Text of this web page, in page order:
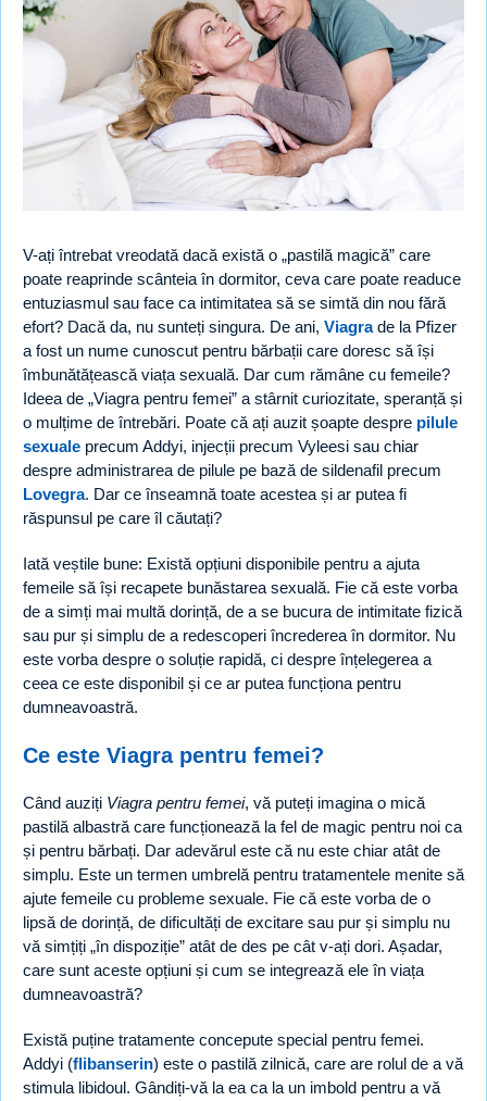
V-ați întrebat vreodată dacă există o „pastilă magică” care
poate reaprinde scânteia în dormitor, ceva care poate readuce
entuziasmul sau face ca intimitatea să se simtă din nou fără
efort? Dacă da, nu sunteți singura. De ani, Viagrade la Pfizer
a fost un nume cunoscut pentru bărbații care doresc să își
îmbunătățească viața sexuală. Dar cum rămâne cu femeile?
Ideea de „Viagra pentru femei” a stârnit curiozitate, speranță și
o mulțime de întrebări. Poate că ați auzit șoapte despre pilule
sexuale precum Addyi, injecții precum Vyleesi sau chiar
despre administrarea de pilule pe bază de sildenafil precum
Lovegra. Dar ce înseamnă toate acestea și ar putea fi
răspunsul pe care îl căutați?
Iată veștile bune: Există opțiuni disponibile pentru a ajuta
femeile să își recapete bunăstarea sexuală. Fie că este vorba
de a simți mai multă dorință, de a se bucura de intimitate fizică
sau pur și simplu de a redescoperi încrederea în dormitor. Nu
este vorba despre o soluție rapidă, ci despre înțelegerea a
ceea ce este disponibil și ce ar putea funcționa pentru
dumneavoastră.
Ce este Viagra pentru femei?
Când auziți Viagra pentru femei, vă puteți imagina o mică
pastilă albastră care funcționează la fel de magic pentru noi ca
și pentru bărbați. Dar adevărul este că nu este chiar atât de
simplu. Este un termen umbrelă pentru tratamentele menite să
ajute femeile cu probleme sexuale. Fie că este vorba de o
lipsă de dorință, de dificultăți de excitare sau pur și simplu nu
vă simțiți „în dispoziție” atât de des pe cât v-ați dori. Așadar,
care sunt aceste opțiuni și cum se integrează ele în viața
dumneavoastră?
Există puține tratamente concepute special pentru femei.
Addyi (flibanserin) este o pastilă zilnică, care are rolul de a vă
stimula libidoul. Gândiți-vă la ea ca la un imbold pentru a vă